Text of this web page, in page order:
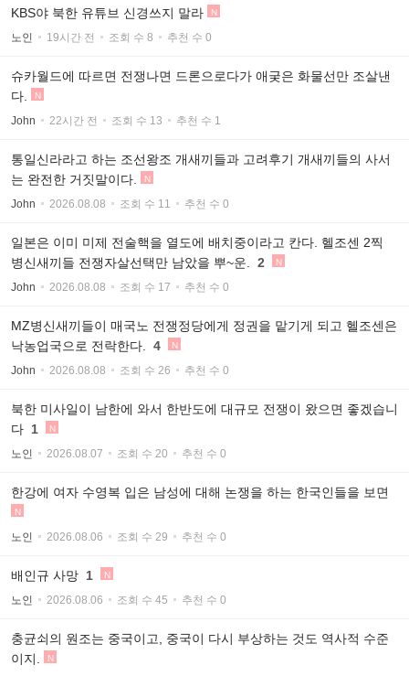
KBS야 북한 유튜브 신경쓰지 말라 N
노인 19시간 전 조회 수 8 추천 수 0
슈카월드에 따르면 전쟁나면 드론으로다가 애궂은 화물선만 조살낸
다.
N
John 22시간 전 조회 수 13 추천 수 1
통일신라라고 하는 조선왕조 개새끼들과 고려후기 개새끼들의 사서
는 완전한 거짓말이다.
N
John 2026.08.08 조회 수 11 추천 수 0
일본은 이미 미제 전술핵을 열도에 배치중이라고 칸다. 헬조센 2찍
병신새끼들 전쟁자살선택만 남았을 뿌~운. 2 N
John 2026.08.08 조회 수 17 추천 수 0
MZ병신새끼들이 매국노 전쟁정당에게 정권을 맡기게 되고 헬조센은
낙농업국으로 전락한다. 4 N
John 2026.08.08 조회 수 26 추천 수 0
북한 미사일이 남한에 와서 한반도에 대규모 전쟁이 왔으면 좋겠습니
다 1 N
노인 2026.08.07 조회 수 20 추천 수 0
한강에 여자 수영복 입은 남성에 대해 논쟁을 하는 한국인들을 보면
N
노인 2026.08.06 조회 수 29 추천 수 0
배인규 사망 1 N
노인 2026.08.06 조회 수 45 추천 수 0
충균쇠의 원조는 중국이고, 중국이 다시 부상하는 것도 역사적 수준
이지.
N